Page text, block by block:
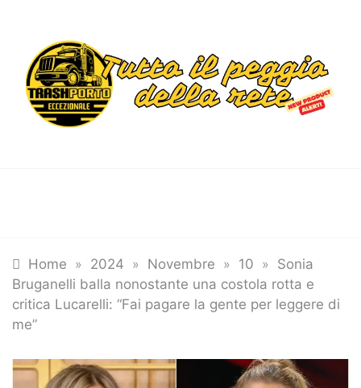
content
Home » 2024 » Novembre » 10 » Sonia
Bruganelli balla nonostante una costola rotta e
critica Lucarelli: “Fai pagare la gente per leggere di
me”